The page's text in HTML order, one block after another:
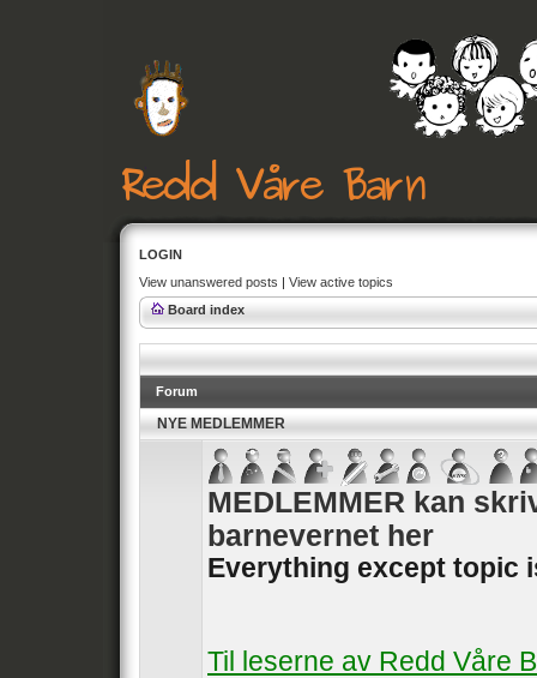
LOGIN
View unanswered posts | View active topics
Board index
Forum
NYE MEDLEMMER
MEDLEMMER kan
barnevernet her
Everything except topic
Til leserne av Redd Våre